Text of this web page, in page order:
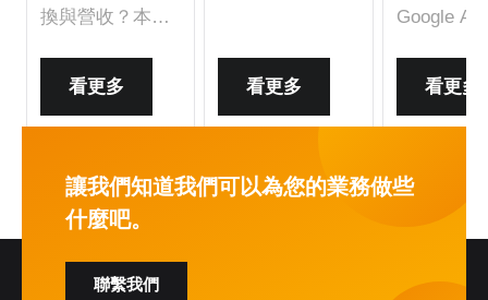
換與營收？本篇
析的核心價值、
鍵，幫助你打造
數據驅動的決策
看更多
等，從功能、應
用場景到導入建
議，幫助企業選
案。
看更多
Google
特的特性
明智的決
看更多
讓我們知道我們可以為您的業務做些
什麼吧。
聯繫我們